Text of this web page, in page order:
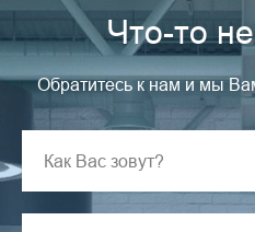
Что-то
Обратитесь к нам и мы